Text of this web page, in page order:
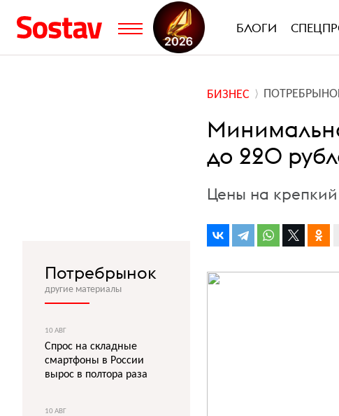
БЛОГИ
БИЗНЕС
до 220
Цены на крепкий
Потребрынок
другие материалы
10 АВГ
Спрос на складные
смартфоны в России
вырос в полтора раза
10 АВГ